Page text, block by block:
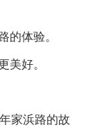
的体验。
美好。
家浜路的故